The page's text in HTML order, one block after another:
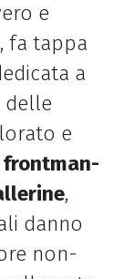
e
fa tappa
a
delle
e
frontman-
,
danno
non-